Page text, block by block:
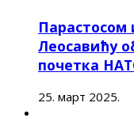
Парастосом
Леосавићу
почетка
25. март 2025.